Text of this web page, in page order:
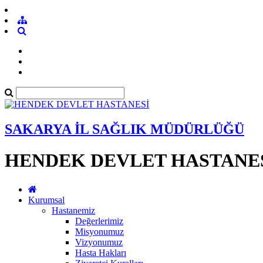
SAKARYA İL SAĞLIK MÜDÜRLÜĞÜ
HENDEK DEVLET
Kurumsal
Hastanemiz
Değerlerimiz
Misyonumuz
Vizyonumuz
Hasta Hakları